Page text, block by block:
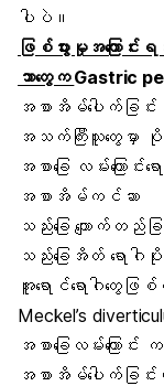
ပါပဲ။
ဖြစ်ပွားမှုအကြောင်းရင်
ဘာတွေကGastric
အစာအိမ်ပေါက်ခြင်း
အသက်ကြီးသူတွေမှာ
အစာခြေ လမ်းကြော
အစာအိမ်ကင်ဆာ
သည်းခြေ ကျောက်တည်ခ
သည်းခြေအိတ် ရောဂါ
အူရောင်ရောဂါတွေဖြ
Meckel’s
အစာခြေလမ်းကြောင်
အစာအိမ်ပေါက်ခြင်း